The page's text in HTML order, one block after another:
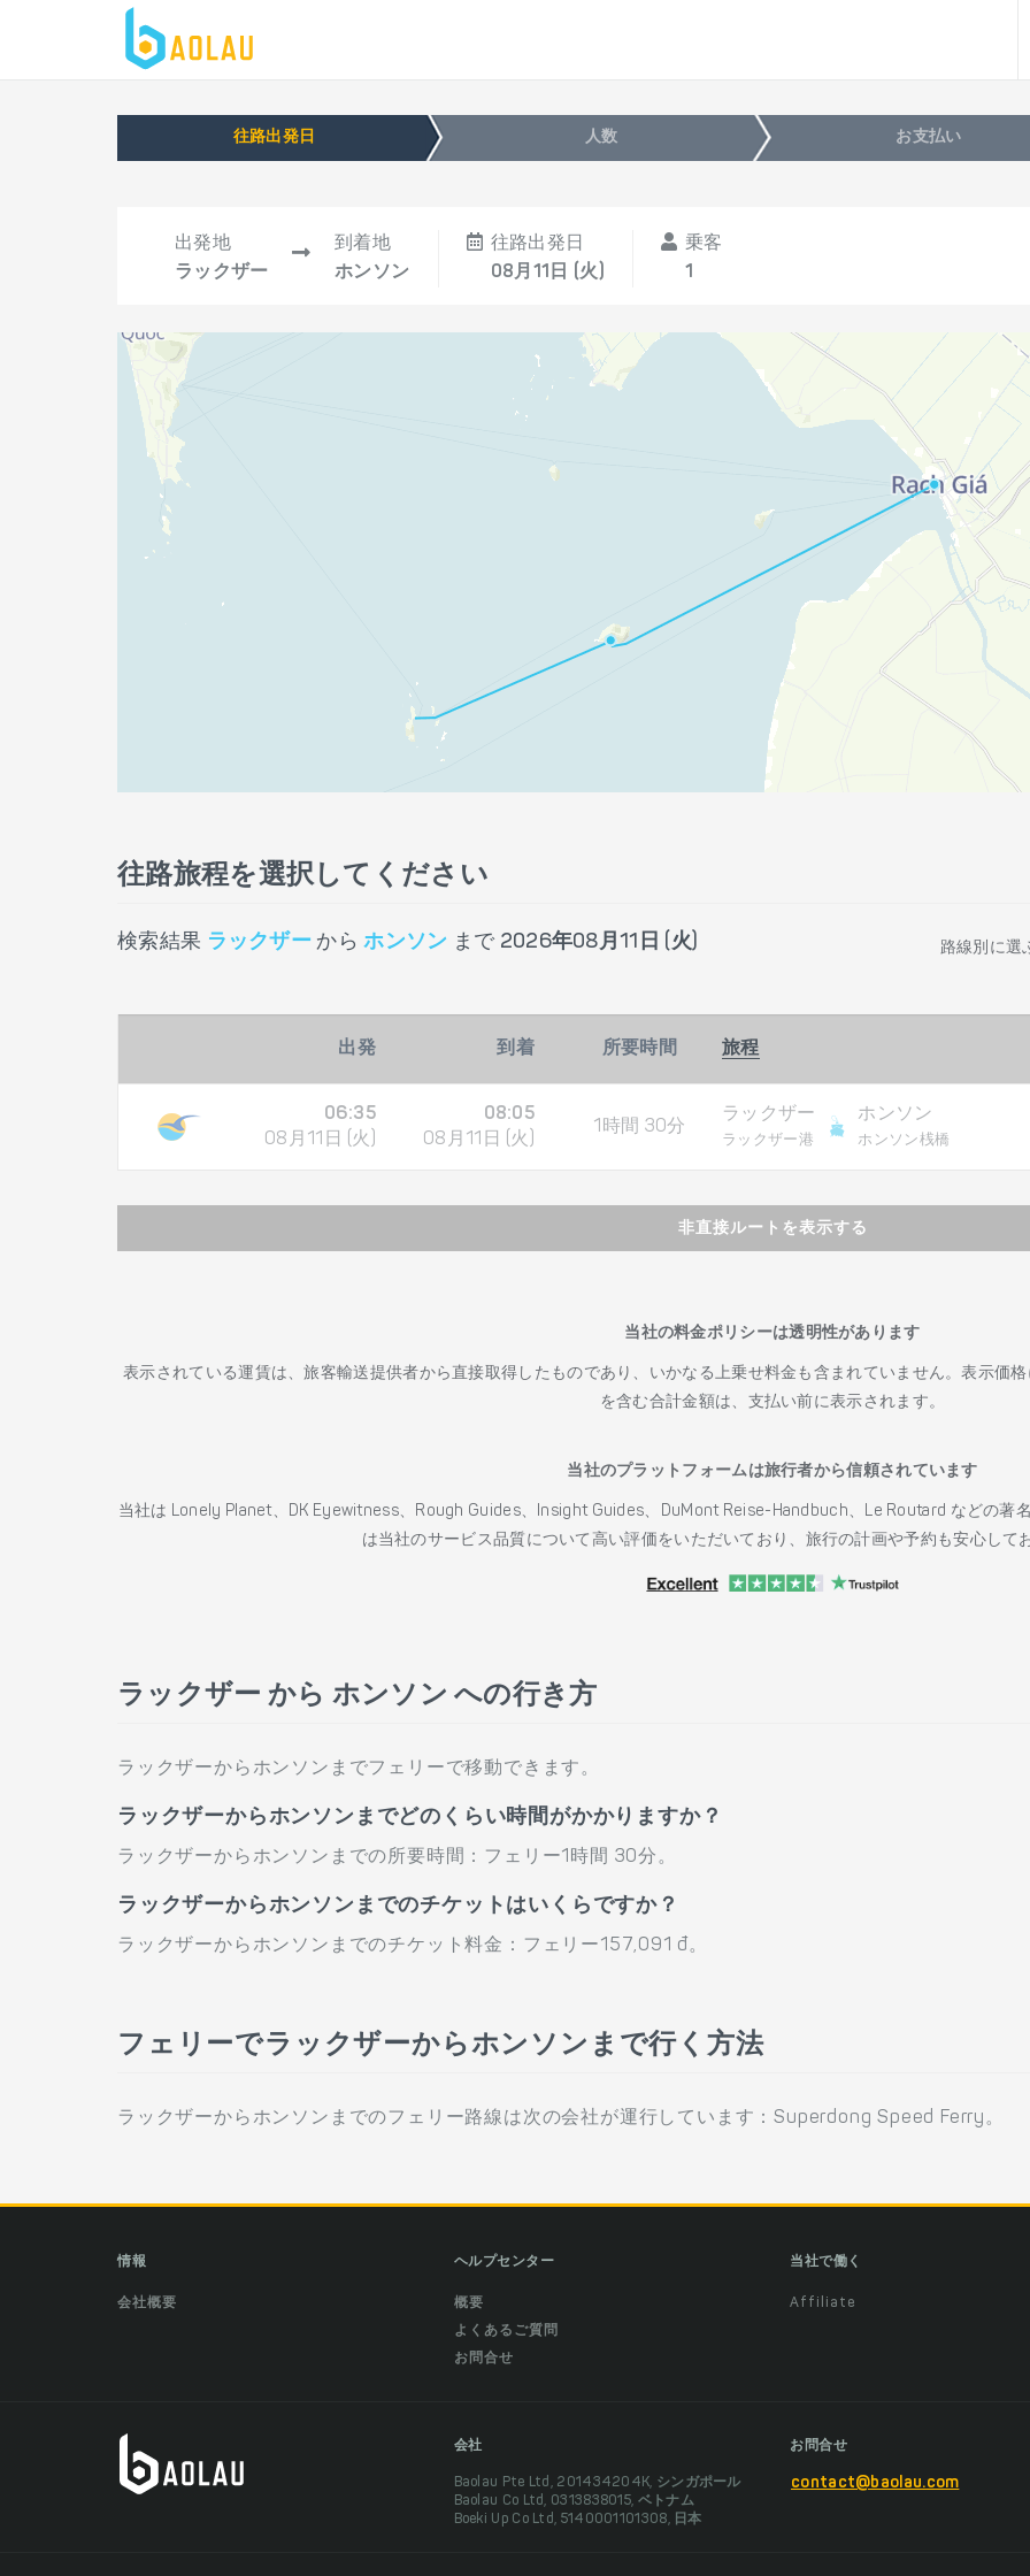
往路出発日 人数 お支払い
出発地
ラックザー
到着地
ホンソン
往路出発日
08月11日 (火)
乗客
1
往路旅程を選択してください
検索結果 ラックザー からホンソン まで 2026年08月11日 (火) 路線別に選
出発 到着 所要時間 旅程
06:35
08月11日 (火)
08:05
08月11日 (火)
1時間 30分
ラックザー
ラックザー港
ホンソン
ホンソン桟橋
非直接ルートを表示する
当社の料金ポリシーは透明性があります
表示されている運賃は、旅客輸送提供者から直接取得したものであり、いかなる上乗せ料金も含まれていません。表示価
を含む合計金額は、支払い前に表示されます。
当社のプラットフォームは旅行者から信頼されています
当社は Lonely Planet、DK Eyewitness、Rough Guides、Insight Guides、DuMont Reise-Handbuch、Le Routard などの著
は当社のサービス品質について高い評価をいただいており、旅行の計画や予約も安心して
ラックザー から ホンソン への行き方
ラックザーからホンソンまでフェリーで移動できます。
ラックザーからホンソンまでどのくらい時間がかかりますか？
ラックザーからホンソンまでの所要時間：フェリー1時間 30分。
ラックザーからホンソンまでのチケットはいくらですか？
ラックザーからホンソンまでのチケット料金：フェリー157,091 đ。
フェリーでラックザーからホンソンまで行く方法
ラックザーからホンソンまでのフェリー路線は次の会社が運行しています：Superdong Speed Ferry。
情報
会社概要
ヘルプセンター
概要
よくあるご質問
お問合せ
当社で働く
Affiliate
会社
Baolau Pte Ltd, 201434204K, シンガポール
Baolau Co Ltd, 0313838015, ベトナム
Boeki Up Co Ltd, 5140001101308, 日本
お問合せ
contact@baolau.com